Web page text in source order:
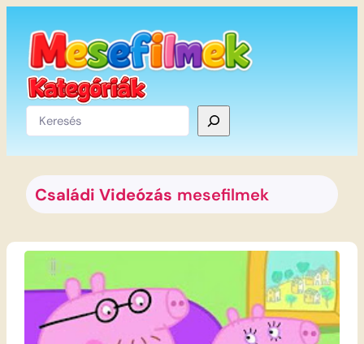
tartalomhoz
Keresés
Családi Videózás mesefilmek